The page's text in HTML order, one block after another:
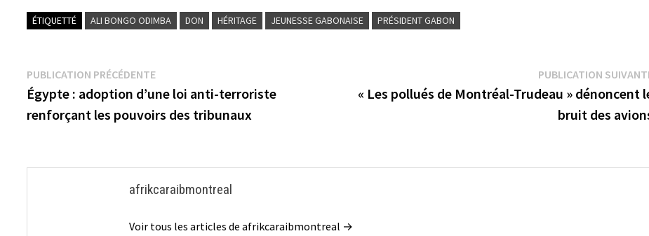
ÉTIQUETTÉ ALI BONGO ODIMBA DON HÉRITAGE JEUNESSE GABONAISE PRÉSIDENT GABON
Navigation
de
l’article
PUBLICATION PRÉCÉDENTEPublication
précédente :
Égypte : adoption d’une loi anti-terroriste
renforçant les pouvoirs des tribunaux
PUBLICATION
« Les pollués de Montréal-Trudeau » dénoncent
bruit des
afrikcaraibmontreal
Voir tous les articles de afrikcaraibmontreal →